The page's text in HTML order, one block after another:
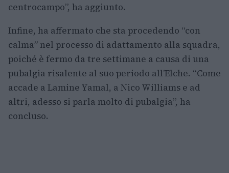
centrocampo”, ha aggiunto.
Infine, ha affermato che sta procedendo “con
calma” nel processo di adattamento alla squadra,
poiché è fermo da tre settimane a causa di una
pubalgia risalente al suo periodo all’Elche. “Come
accade a Lamine Yamal, a Nico Williams e ad
altri, adesso si parla molto di pubalgia”, ha
concluso.